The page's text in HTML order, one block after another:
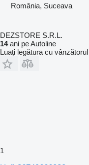
România, Suceava
DEZSTORE S.R.L.
14ani pe Autoline
Luați legătura cu vânzătorul
1